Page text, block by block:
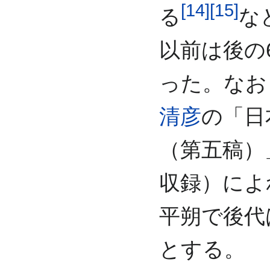
る [14] [15]な
以前は後
った。な
清彦の「
（第五稿
収録）に
平朔で後
とする。